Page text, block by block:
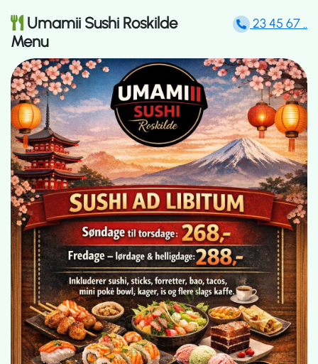
Umamii Sushi Roskilde
Menu
23 45 67 ..